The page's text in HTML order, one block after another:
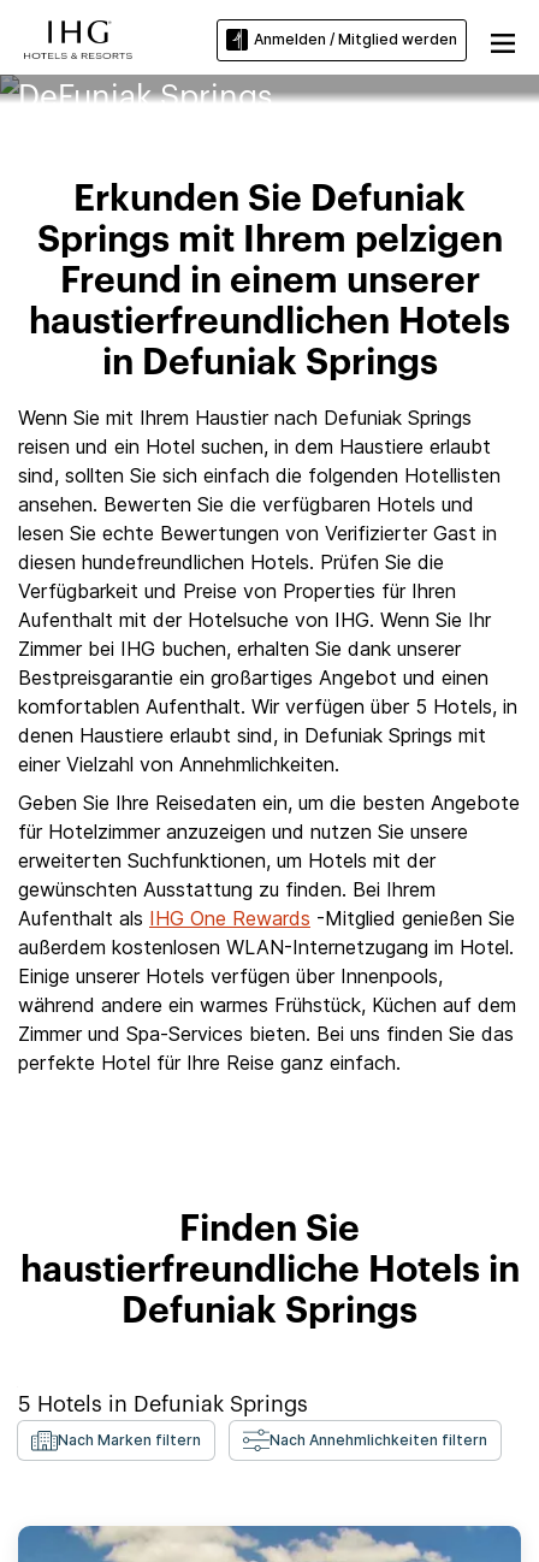
Anmelden / Mitglied werden
Haustierfreundliche Hotels in
DeFuniak Springs
Erkunden Sie Defuniak
Springs mit Ihrem pelzigen
Freund in einem unserer
haustierfreundlichen Hotels
in Defuniak Springs
Wenn Sie mit Ihrem Haustier nach Defuniak Springs
reisen und ein Hotel suchen, in dem Haustiere erlaubt
sind, sollten Sie sich einfach die folgenden Hotellisten
ansehen. Bewerten Sie die verfügbaren Hotels und
lesen Sie echte Bewertungen von Verifizierter Gast in
diesen hundefreundlichen Hotels. Prüfen Sie die
Verfügbarkeit und Preise von Properties für Ihren
Aufenthalt mit der Hotelsuche von IHG. Wenn Sie Ihr
Zimmer bei IHG buchen, erhalten Sie dank unserer
Bestpreisgarantie ein großartiges Angebot und einen
komfortablen Aufenthalt. Wir verfügen über 5 Hotels, in
denen Haustiere erlaubt sind, in Defuniak Springs mit
einer Vielzahl von Annehmlichkeiten.
Geben Sie Ihre Reisedaten ein, um die besten Angebote
für Hotelzimmer anzuzeigen und nutzen Sie unsere
erweiterten Suchfunktionen, um Hotels mit der
gewünschten Ausstattung zu finden. Bei Ihrem
Aufenthalt als IHG One Rewards -Mitglied genießen Sie
außerdem kostenlosen WLAN-Internetzugang im Hotel.
Einige unserer Hotels verfügen über Innenpools,
während andere ein warmes Frühstück, Küchen auf dem
Zimmer und Spa-Services bieten. Bei uns finden Sie das
perfekte Hotel für Ihre Reise ganz einfach.
Finden Sie
haustierfreundliche Hotels in
Defuniak Springs
5 Hotels in Defuniak Springs
Nach Marken filtern Nach Annehmlichkeiten filtern